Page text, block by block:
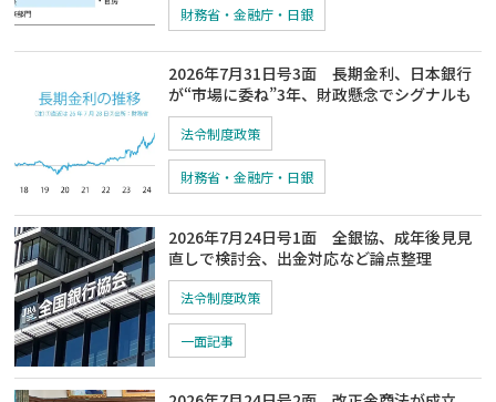
財務省・金融庁・日銀
2026年7月31日号3面 長期金利、日本銀行
が“市場に委ね”3年、財政懸念でシグナルも
法令制度政策
財務省・金融庁・日銀
2026年7月24日号1面 全銀協、成年後見見
直しで検討会、出金対応など論点整理
法令制度政策
一面記事